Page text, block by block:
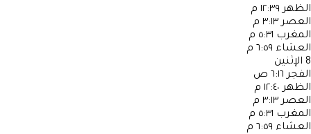
الظهر ١٢:٣٩ م
العصر ٣:١٣ م
المغرب ٥:٣١ م
العشاء ٦:٥٩ م
8 الإثنين
الفجر ٦:١٦ ص
الظهر ١٢:٤٠ م
العصر ٣:١٣ م
المغرب ٥:٣١ م
العشاء ٦:٥٩ م